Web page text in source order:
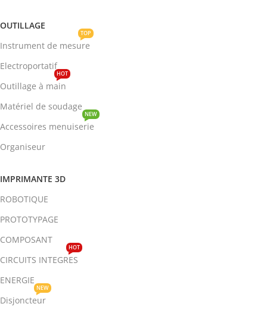
OUTILLAGE
Instrument de mesure
TOP
Electroportatif
Outillage à main
HOT
Matériel de soudage
Accessoires menuiserie
NEW
Organiseur
IMPRIMANTE 3D
ROBOTIQUE
PROTOTYPAGE
COMPOSANT
CIRCUITS INTEGRES
HOT
ENERGIE
Disjoncteur
NEW